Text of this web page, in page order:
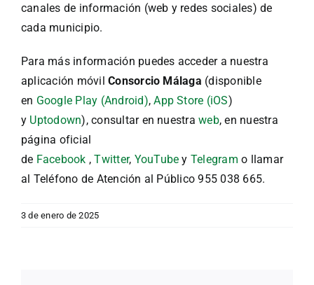
canales de información (web y redes sociales) de
cada municipio.
Para más información puedes acceder a nuestra
aplicación móvilConsorcio Málaga (disponible
en Google Play (Android),App Store (iOS)
y Uptodown), consultar en nuestraweb, en nuestra
página oficial
de Facebook ,Twitter, YouTube y Telegramo llamar
al Teléfono de Atención al Público 955 038 665.
3 de enero de 2025